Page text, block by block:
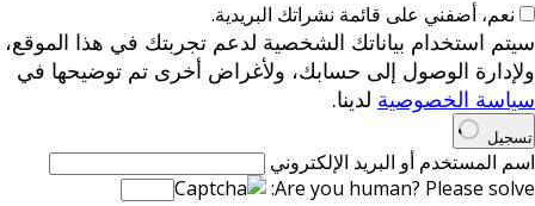
نعم، أضفني على قائمة نشراتك البريدية.
سيتم استخدام بياناتك الشخصية لدعم تجربتك في هذا الموقع،
ولإدارة الوصول إلى حسابك، ولأغراض أخرى تم توضيحها في
سياسة الخصوصية لدينا.
تسجيل
اسم المستخدم أو البريد الإلكتروني
Are you human? Please solve: